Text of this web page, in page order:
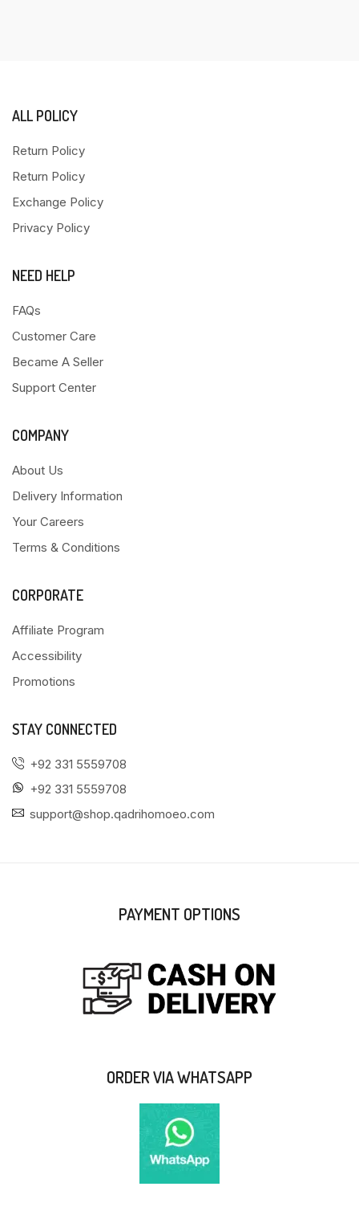
ALL POLICY
Return Policy
Return Policy
Exchange Policy
Privacy Policy
NEED HELP
FAQs
Customer Care
Became A Seller
Support Center
COMPANY
About Us
Delivery Information
Your Careers
Terms & Conditions
CORPORATE
Affiliate Program
Accessibility
Promotions
STAY CONNECTED
+92 331 5559708
+92 331 5559708
support@shop.qadrihomoeo.com
PAYMENT OPTIONS
ORDER VIA WHATSAPP